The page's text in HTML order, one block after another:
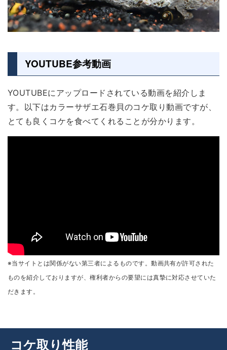
YOUTUBE参考動画
YOUTUBEにアップロードされている動画を紹介しま
す。以下はカラーサザエ石巻貝のコケ取り動画ですが、
とても良くコケを食べてくれることが分かります。
※当サイトとは関係がない第三者によるものです。動画共有が許可された
ものを紹介しておりますが、権利者からの要望には真摯に対応させていた
だきます。
コケ取り性能